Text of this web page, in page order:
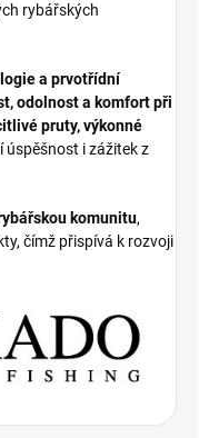
rybářských
a prvotřídní
odolnost a komfort při
pruty, výkonné
úspěšnost i zážitek z
komunitu,
čímž přispívá k rozvoji